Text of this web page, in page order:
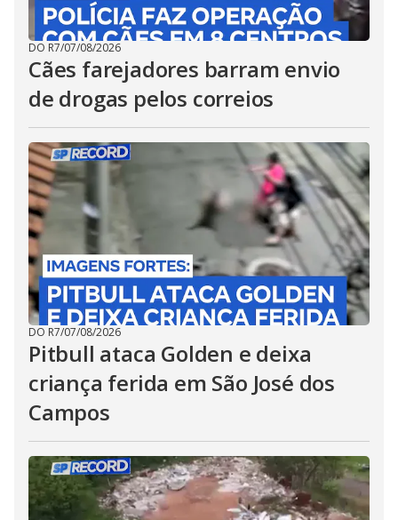
DO R7/07/08/2026
Cães farejadores barram envio
de drogas pelos correios
DO R7/07/08/2026
Pitbull ataca Golden e deixa
criança ferida em São José dos
Campos